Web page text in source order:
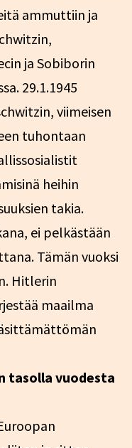
ammuttiin ja
ja Sobiborin
29.1.1945
viimeisen
tuhontaan
heihin
takia.
ei pelkästään
Tämän vuoksi
Hitlerin
maailma
tasolla vuodesta